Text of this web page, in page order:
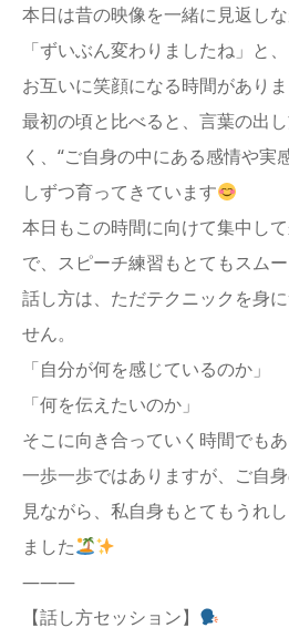
本日は昔の映像を一緒に見返しな
「ずいぶん変わりましたね」と、
お互いに笑顔になる時間があり
最初の頃と比べると、言葉の出
く、“ご自身の中にある感情や実
しずつ育ってきています
本日もこの時間に向けて集中し
で、スピーチ練習もとてもスム
話し方は、ただテクニックを身
せん。
「自分が何を感じているのか」
「何を伝えたいのか」
そこに向き合っていく時間でもあ
一歩一歩ではありますが、ご自
見ながら、私自身もとてもうれ
ました
———
【話し方セッション】